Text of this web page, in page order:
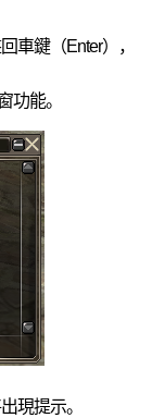
車鍵（Enter），
功能。
現提示。